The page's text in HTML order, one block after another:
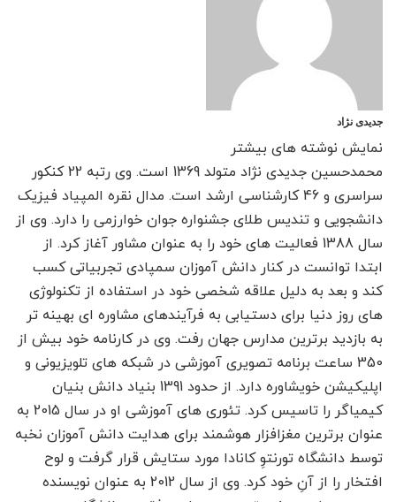
جدیدی نژاد
نمایش نوشته های بیشتر
محمدحسین جدیدی نژاد متولد 1369 است. وی رتبه 22 کنکور
سراسری و 46 کارشناسی ارشد است. مدال نقره المپیاد فیزیک
دانشجویی و تندیس طلای جشنواره جوان خوارزمی را دارد. وی از
سال 1388 فعالیت های خود را به عنوان مشاور آغاز کرد. از
ابتدا توانست در کنار دانش آموزان سمپادی تجربیاتی کسب
کند و بعد به دلیل علاقه شخصی خود در استفاده از تکنولوژی
های روز دنیا برای دستیابی به فرآیندهای مشاوره ای بهینه تر
به بازدید برترین مدارس جهان رفت. وی در کارنامه خود بیش از
350 ساعت برنامه تصویری آموزشی در شبکه های تلویزیونی و
اپلیکیشن خویشاوره دارد. از حدود 1391 بنیاد دانش بنیان
کیمیاگر را تاسیس کرد. تئوری های آموزشی او در سال 2015 به
عنوان برترین مغزافزار هوشمند برای هدایت دانش آموزان نخبه
توسط دانشگاه تورنتوِ کانادا مورد ستایش قرار گرفت و لوح
افتخار را از آنِ خود کرد. وی از سال 2012 به عنوان نویسنده